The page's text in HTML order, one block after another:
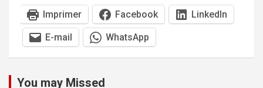
Imprimer Facebook LinkedIn
E-mail WhatsApp
You may Missed